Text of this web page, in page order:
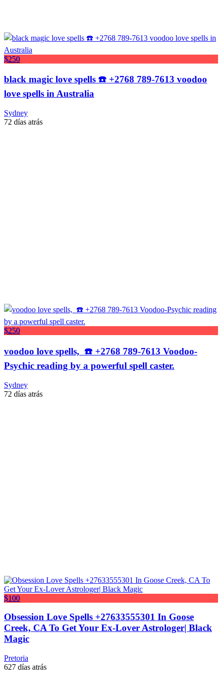
$250
black magic love spells ☎️ +2768 789-7613 voodoo
love spells in Australia
Sydney
72 días atrás
$250
voodoo love spells, ☎️ +2768 789-7613 Voodoo-
Psychic reading by a powerful spell caster.
Sydney
72 días atrás
$100
Obsession Love Spells +27633555301 In Goose
Creek, CA To Get Your Ex-Lover Astrologer| Black
Magic
Pretoria
627 días atrás